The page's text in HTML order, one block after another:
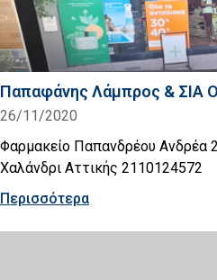
Παπαφάνης Λάμπρος & ΣΙΑ
26/11/2020
Φαρμακείο Παπανδρέου Ανδρέα
Χαλάνδρι Αττικής 2110124572
Περισσότερα